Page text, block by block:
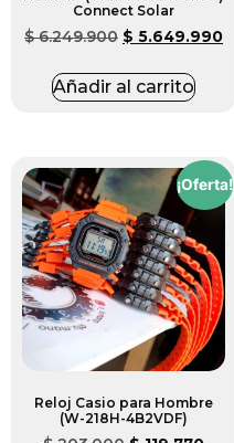
Connect Solar
$6.249.900 $ 5.649.990
Añadir al carrito
¡Oferta!
Reloj Casio para Hombre
(W-218H-4B2VDF)